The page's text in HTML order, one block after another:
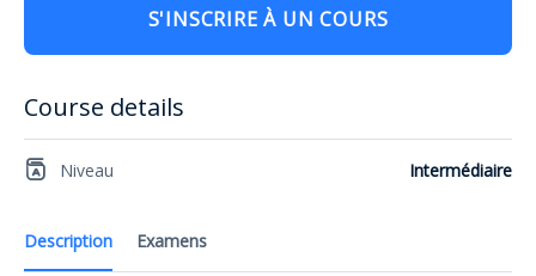
Description Examens
S'INSCRIRE À UN COURS
Course details
Niveau Intermédiaire